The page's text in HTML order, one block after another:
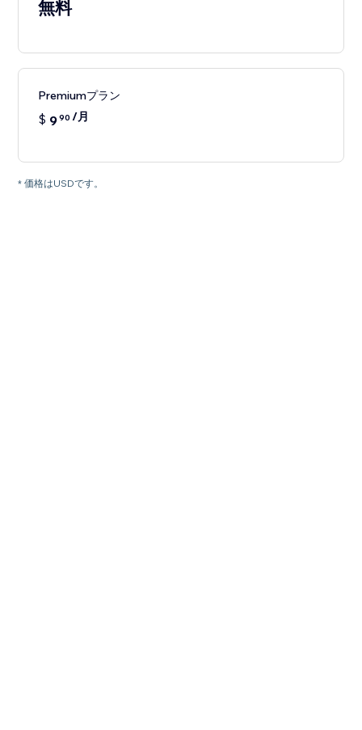
無料
Premiumプラン
$ 990 /月
* 価格はUSDです。